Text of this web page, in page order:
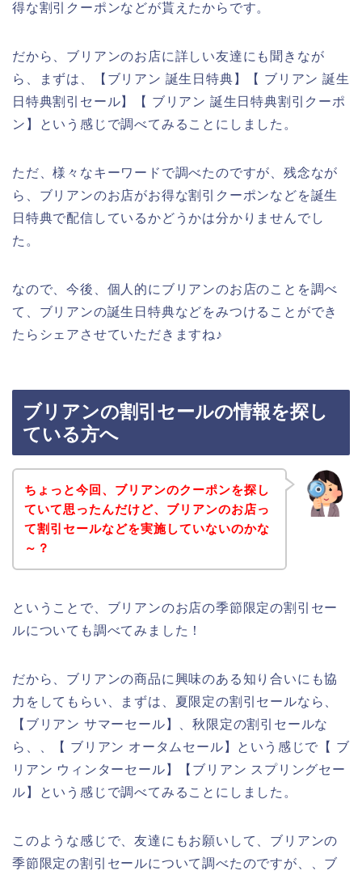
得な割引クーポンなどが貰えたからです。
だから、ブリアンのお店に詳しい友達にも聞きなが
ら、まずは、【ブリアン 誕生日特典】【 ブリアン 誕生
日特典割引セール】【 ブリアン 誕生日特典割引クーポ
ン】という感じで調べてみることにしました。
ただ、様々なキーワードで調べたのですが、残念なが
ら、ブリアンのお店がお得な割引クーポンなどを誕生
日特典で配信しているかどうかは分かりませんでし
た。
なので、今後、個人的にブリアンのお店のことを調べ
て、ブリアンの誕生日特典などをみつけることができ
たらシェアさせていただきますね♪
ブリアンの割引セールの情報を探し
ている方へ
ちょっと今回、ブリアンのクーポンを探し
ていて思ったんだけど、ブリアンのお店っ
て割引セールなどを実施していないのかな
～？
ということで、ブリアンのお店の季節限定の割引セー
ルについても調べてみました！
だから、ブリアンの商品に興味のある知り合いにも協
力をしてもらい、まずは、夏限定の割引セールなら、
【ブリアン サマーセール】、秋限定の割引セールな
ら、、【 ブリアン オータムセール】という感じで【 ブ
リアン ウィンターセール】【ブリアン スプリングセー
ル】という感じで調べてみることにしました。
このような感じで、友達にもお願いして、ブリアンの
季節限定の割引セールについて調べたのですが、、ブ